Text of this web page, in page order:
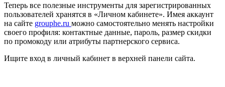
Теперь все полезные инструменты для зарегистрированных
пользователей хранятся в «Личном кабинете». Имея аккаунт
на сайте grouphe.ru можно самостоятельно менять настройки
своего профиля: контактные данные, пароль, размер скидки
по промокоду или атрибуты партнерского сервиса.
Ищите вход в личный кабинет в верхней панели сайта.